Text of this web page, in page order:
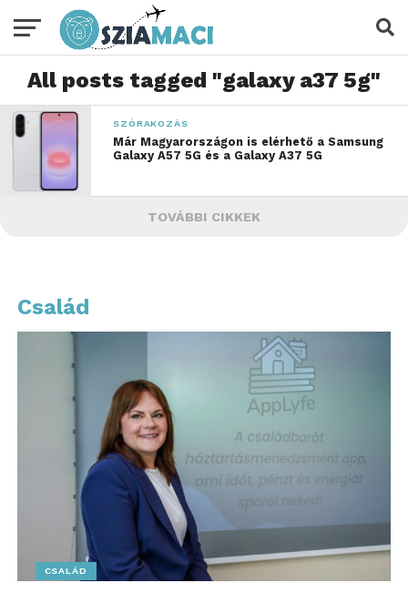
All posts tagged "galaxy a37 5g"
SZÓRAKOZÁS
Már Magyarországon is elérhető a Samsung
Galaxy A57 5G és a Galaxy A37 5G
TOVÁBBI CIKKEK
Család
CSALÁD